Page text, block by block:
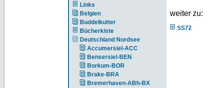
Links
Belgien
Buddelkutter
Bücherkiste
Deutschland Nordsee
Accumersiel-ACC
Bensersiel-BEN
Borkum-BOR
Brake-BRA
Bremerhaven-ABh-BX
weiter zu:
SS72